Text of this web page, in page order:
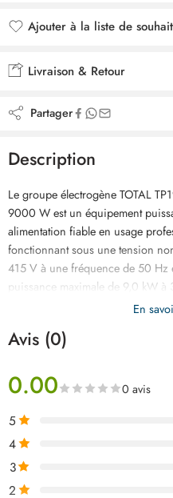
Ajouter à la liste de
Livraison & Retour
Partager
Description
Le groupe électrogène TOTAL
9000 W est un équipement
alimentation fiable en usage
fonctionnant sous une tension
415 V à une fréquence de 50 Hz
puissance maximale de 9,0 kW
240 V, avec une puissance
il tourne à 3000 tr/min et dispose
alternateur à bobinage cuivre
batterie 12 V 14 Ah sans
réservoir de 25 L assure une
une structure robuste de 95 kg
déplacement facile, livré en boîte
stockage.
En
Avis (0)
0.00 0 avis
5
4
3
2